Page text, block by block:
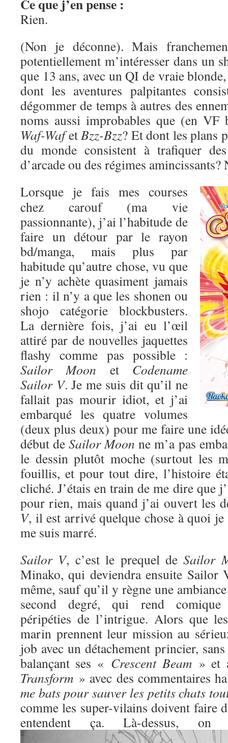
Ce que j’en pense :
Rien.
(Non je déconne). Mais
potentiellement m’intéresser dans un
que 13 ans, avec un QI de vraie
dont les aventures palpitantes
dégommer de temps à autres des
noms aussi improbables que (en
Waf-WafetBzz-Bzz? Et dont les plans
du monde consistent à trafiquer
d’arcade ou des régimes
Lorsque je fais mes courses
chez carouf (ma vie
passionnante), j’ai l’habitude de
faire un détour par le rayon
bd/manga, mais plus par
habitude qu’autre chose, vu que
je n’y achète quasiment jamais
rien : il n’y a que les shonen ou
shojo catégorie blockbusters.
La dernière fois, j’ai eu l’œil
attiré par de nouvelles jaquettes
flashy comme pas possible :
Sailor Moon et Codename
Sailor V. Je me suis dit qu’il ne
fallait pas mourir idiot, et j’ai
embarqué les quatre volumes
(deux plus deux) pour me faire une
début deSailor Moon ne m’a pas
le dessin plutôt moche (surtout les
fouillis, et pour tout dire, l’histoire
cliché. J’étais en train de me dire que
pour rien, mais quand j’ai ouvert les
V, il est arrivé quelque chose à quoi je
me suis marré.
Sailor V, c’est le prequel deSailor
Minako, qui deviendra ensuite Sailor
même, sauf qu’il y règne une
second degré, qui rend comique
péripéties de l’intrigue. Alors que
marin prennent leur mission au
job avec un détachement princier,
balançant ses « Crescent Beam» et
Transform » avec des commentaires
me bats pour sauver les petits chats
comme les super-vilains doivent faire
entendent ça. Là-dessus,